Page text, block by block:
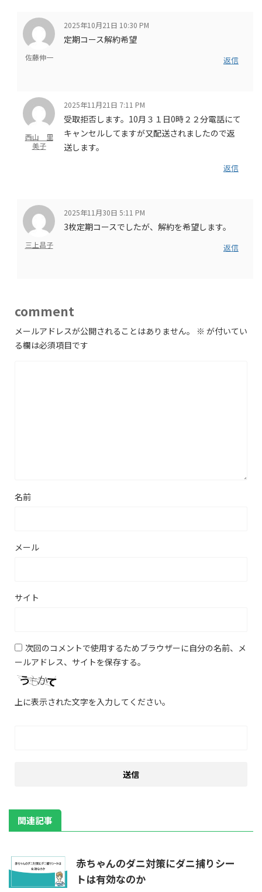
佐藤伸一
2025年10月21日 10:30 PM
定期コース解約希望
返信
西山 里
美子
2025年11月21日 7:11 PM
受取拒否します。10月３１日0時２２分電話にて
キャンセルしてますが又配送されましたので返
送します。
返信
三上昌子
2025年11月30日 5:11 PM
3枚定期コースでしたが、解約を希望します。
返信
comment
メールアドレスが公開されることはありません。 ※ が付いてい
る欄は必須項目です
名前
メール
サイト
次回のコメントで使用するためブラウザーに自分の名前、メ
ールアドレス、サイトを保存する。
上に表示された文字を入力してください。
関連記事
赤ちゃんのダニ対策にダニ捕りシー
トは有効なのか